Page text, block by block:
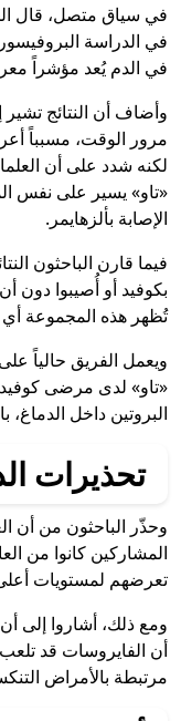
في سياق متصل، قال
في الدراسة
في الدم يُعد مؤشراً
وأضاف أن النتائج
مرور الوقت، مسبباً
لكنه شدد على أن
«تاو» يسير على نفس
الإصابة بألزهايمر.
بكوفيد أو أُصيبوا دون
تُظهر هذه المجموعة
ويعمل الفريق حالياً
«تاو» لدى مرضى
البروتين داخل الدماغ،
تحذيرات
وحذّر الباحثون من أن
المشاركين كانوا من
تعرضهم لمستويات
ومع ذلك، أشاروا إلى
أن الفايروسات قد
مرتبطة بالأمراض